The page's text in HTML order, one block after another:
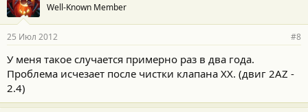
Well-Known Member
25 Июл 2012 #8
У меня такое случается примерно раз в два года.
Проблема исчезает после чистки клапана ХХ. (двиг 2AZ -
2.4)